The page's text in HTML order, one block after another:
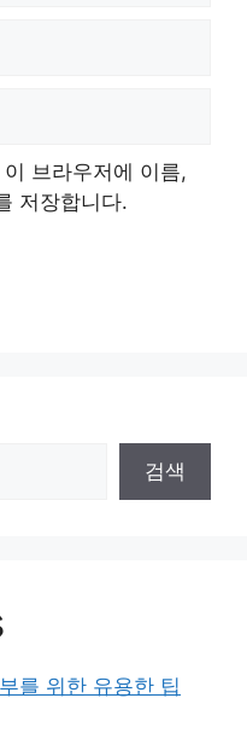
브라우저에 이름,
저장합니다.
검색
를 위한 유용한 팁